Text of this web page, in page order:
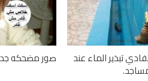
تبذير الماء عند صور مضحكه